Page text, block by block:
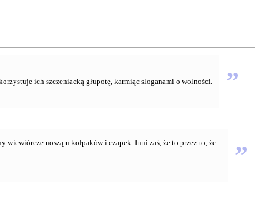
ich szczeniacką głupotę, karmiąc sloganami o wolności. ”
noszą u kołpaków i czapek. Inni zaś, że to przez to, że
”